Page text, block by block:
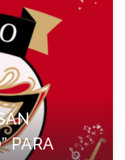
PARA